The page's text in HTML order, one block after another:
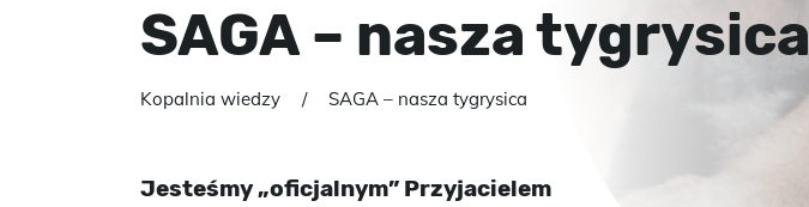
SAGA – nasza tygrysica
Kopalnia wiedzy SAGA – nasza tygrysica
Jesteśmy „oficjalnym” Przyjacielem